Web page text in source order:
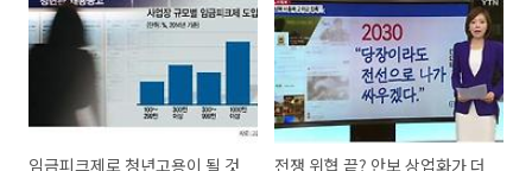
임금피크제로 청년고용이 될 것
전쟁 위협 끝? 안보 상업화가 더